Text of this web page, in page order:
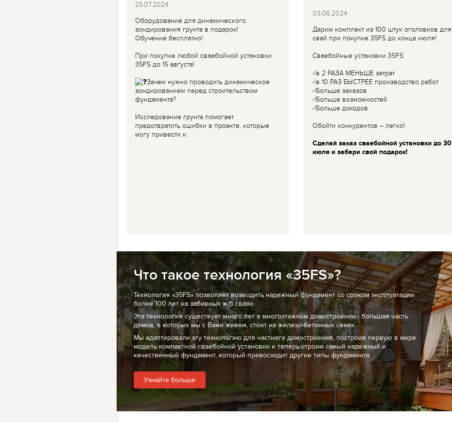
25.07.2024
Оборудование для динамического
зондирования грунта в подарок!
Обучение бесплатно!
При покупке любой сваебойной установки
35FS до 15 августа!
Зачем нужно проводить динамическое
зондированием перед строительством
фундамента?
Исследование грунта помогает
предотвратить ошибки в проекте, которые
могу привести к:
03.06.2024
Дарим комплект из 100 штук оголовков для
свай при покупке 35FS до конца июля!
Сваебойные установки 35FS
✓в 2 РАЗА МЕНЬШЕ затрат
✓в 10 РАЗ БЫСТРЕЕ производство работ
✓Больше заказов
✓Больше возможностей
✓Больше доходов
Обойти конкурентов – легко!
Сделай заказ сваебойной установки до 30
июля и забери свой подарок!
Что такое технология «35FS»?
Технология «35FS» позволяет возводить надежный фундамент со сроком эксплуатации
более 100 лет на забивных ж/б сваях.
Эта технология существует много лет в многоэтажном домостроении - большая часть
домов, в которых мы с Вами живем, стоит на железо-бетонных сваях.
Мы адаптировали эту технологию для частного домостроения, построив первую в мире
модель компактной сваебойной установки и теперь строим самый надежный и
качественный фундамент, который превосходит другие типы фундамента.
Узнайте больше